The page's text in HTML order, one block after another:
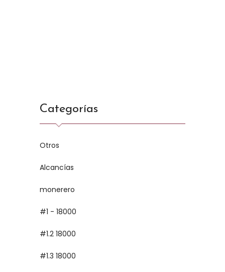
Categorías
Otros
Alcancías
monerero
#1 - 18000
#1.2 18000
#1.3 18000